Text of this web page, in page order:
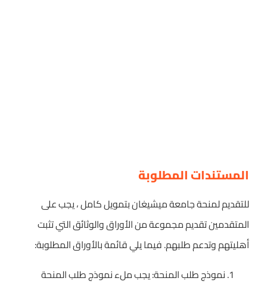
المستندات المطلوبة
للتقديم لمنحة جامعة ميشيغان بتمويل كامل ، يجب على
المتقدمين تقديم مجموعة من الأوراق والوثائق التي تثبت
أهليتهم وتدعم طلبهم. فيما يلي قائمة بالأوراق المطلوبة:
نموذج طلب المنحة: يجب ملء نموذج طلب المنحة